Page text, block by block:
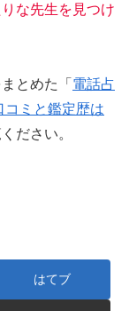
な先生を見つけ
とめた「 電話占
コミと鑑定歴は
ださい。
はてブ